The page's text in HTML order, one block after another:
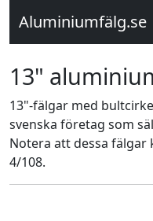
Aluminiumfälg.se
13"
13"-fälgar med
svenska företag som
Notera att dessa
4/108.